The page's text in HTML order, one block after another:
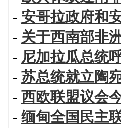
- 安哥拉政府和
- 关于西南部非
- 尼加拉瓜总统
- 苏总统就立陶
- 西欧联盟议会
- 缅甸全国民主